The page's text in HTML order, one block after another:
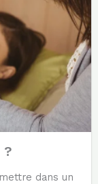
?
dans un